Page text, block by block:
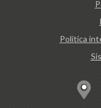
Política